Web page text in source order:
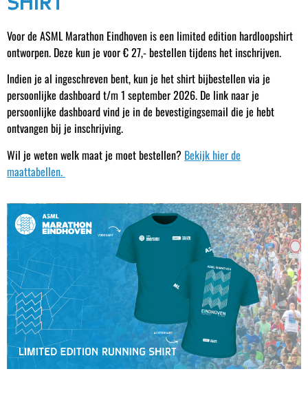
Voor de ASML Marathon Eindhoven is een limited edition hardloopshirt
ontworpen. Deze kun je voor € 27,- bestellen tijdens het inschrijven.
Indien je al ingeschreven bent, kun je het shirt bijbestellen via je
persoonlijke dashboard t/m 1 september 2026. De link naar je
persoonlijke dashboard vind je in de bevestigingsemail die je hebt
ontvangen bij je inschrijving.
Wil je weten welk maat je moet bestellen? Bekijk hier de
maattabellen.